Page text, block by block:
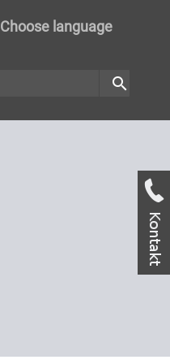
Choose language
search